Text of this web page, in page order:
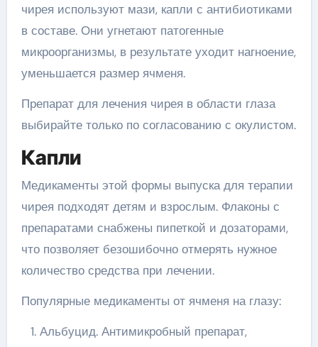
чирея используют мази, капли с антибиотиками
в составе. Они угнетают патогенные
микроорганизмы, в результате уходит нагноение,
уменьшается размер ячменя.
Препарат для лечения чирея в области глаза
выбирайте только по согласованию с окулистом.
Капли
Медикаменты этой формы выпуска для терапии
чирея подходят детям и взрослым. Флаконы с
препаратами снабжены пипеткой и дозаторами,
что позволяет безошибочно отмерять нужное
количество средства при лечении.
Популярные медикаменты от ячменя на глазу:
Альбуцид. Антимикробный препарат,